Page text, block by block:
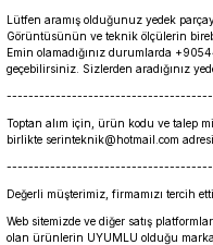
Lütfen aramış olduğunuz yedek
Görüntüsünün ve teknik ölçülerin
Emin olamadığınız durumlarda
geçebilirsiniz. Sizlerden aradığınız
Toptan alım için, ürün kodu ve talep
birlikte serinteknik@hotmail.com
Değerli müşterimiz, firmamızı tercih
Web sitemizde ve diğer satış
olan ürünlerin UYUMLU olduğu